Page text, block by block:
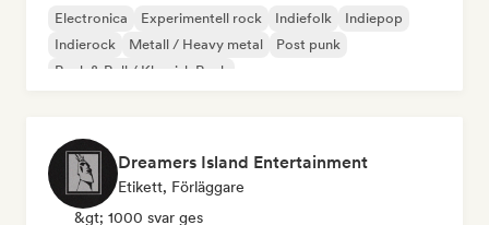
Electronica Experimentell rock Indiefolk
Indiepop
Indierock
Metall / Heavy metal
Post punk
Rock & Roll / Klassisk Rock
Dreamers Island Entertainment
Etikett, Förläggare
&gt; 1000 svar ges